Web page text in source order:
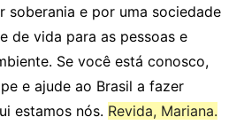
soberania e por uma sociedade
de vida para as pessoas e
Se você está conosco,
e ajude ao Brasil a fazer
estamos nós. Revida, Mariana.